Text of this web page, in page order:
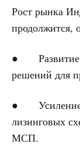
Рост рынка
продолжится,
● Развитие
решений для
● Усиление
лизинговых
МСП.